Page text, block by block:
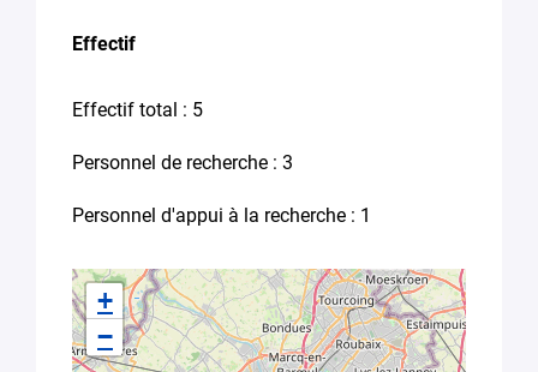
de
votre
le
message)
Votre
Effectif
Effectif total : 5
Personnel de recherche : 3
Personnel d'appui à la recherche : 1
+
−